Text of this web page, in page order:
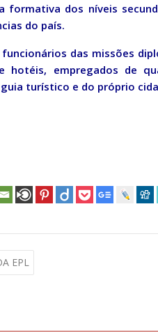
dos níveis
do país.
das missões
hotéis, empregados de
turístico e do próprio
EPL